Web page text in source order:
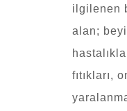
ilgilenen
alan;
fıtıkları,